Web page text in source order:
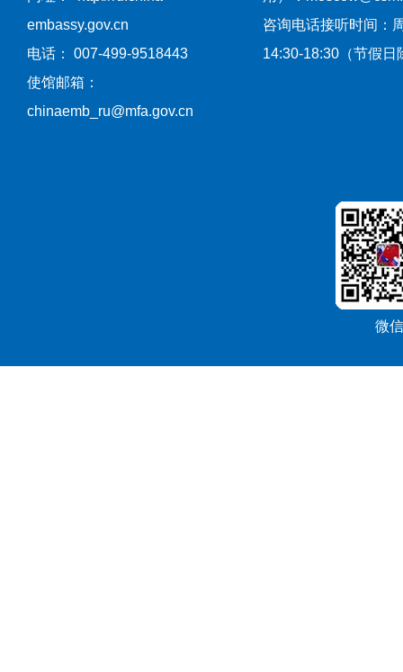
embassy.gov.cn
电话： 007-499-9518443
使馆邮箱：
chinaemb_ru@mfa.gov.cn
咨询电话接听时间：
14:30-18:30（节假日
微信